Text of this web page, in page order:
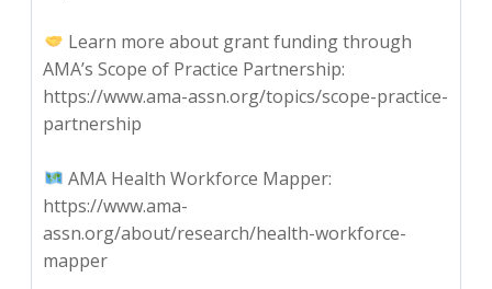
Learn more about grant funding through
AMA’s Scope of Practice Partnership:
https://www.ama-assn.org/topics/scope-practice-
partnership
AMA Health Workforce Mapper:
https://www.ama-
assn.org/about/research/health-workforce-
mapper